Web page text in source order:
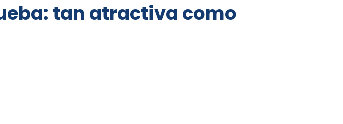
tan atractiva como